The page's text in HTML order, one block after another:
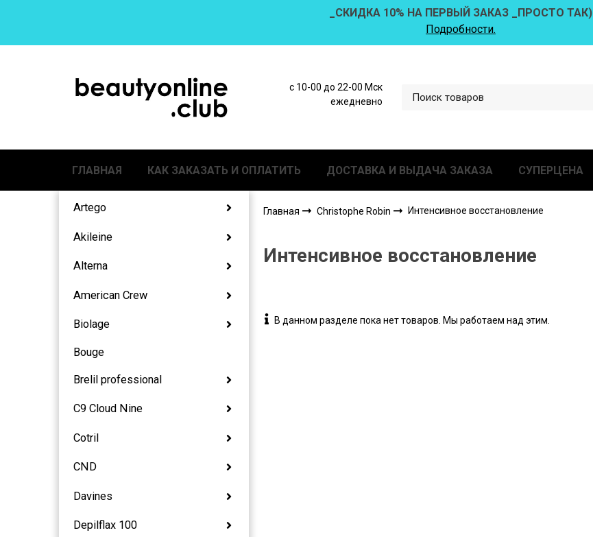
_СКИДКА 10% НА ПЕРВЫЙ ЗАКАЗ _ПРОСТО ТАК)
Подробности.
с 10-00 до 22-00 Мск
ежедневно
ГЛАВНАЯ КАК ЗАКАЗАТЬ И ОПЛАТИТЬ ДОСТАВКА И ВЫДАЧА ЗАКАЗА СУПЕРЦЕНА
Artego
Akileine
Alterna
American Crew
Biolage
Bouge
Brelil professional
C9 Cloud Nine
Cotril
CND
Davines
Depilflax 100
Главная Christophe Robin Интенсивное восстановление
Интенсивное восстановление
В данном разделе пока нет товаров. Мы работаем над этим.